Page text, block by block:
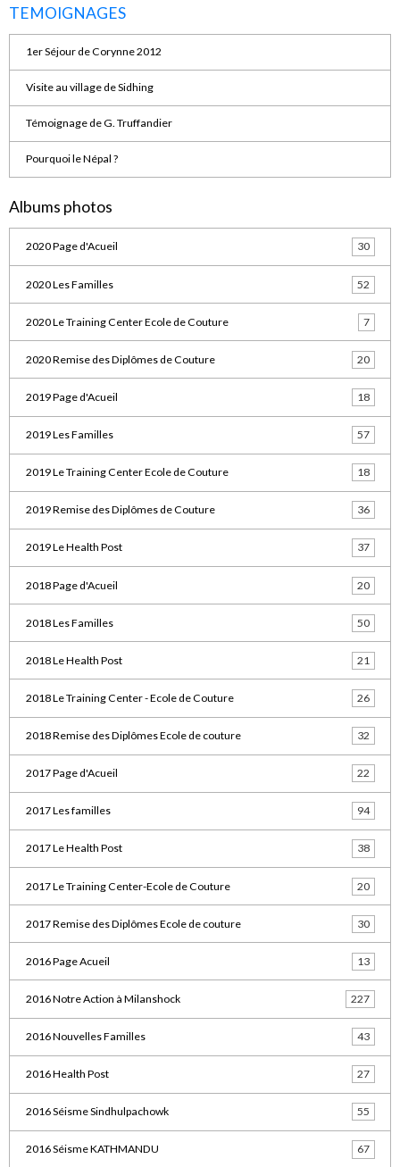
TEMOIGNAGES
1er Séjour de Corynne 2012
Visite au village de Sidhing
Témoignage de G. Truffandier
Pourquoi le Népal ?
Albums photos
2020 Page d'Acueil 30
2020 Les Familles 52
2020 Le Training Center Ecole de Couture 7
2020 Remise des Diplômes de Couture 20
2019 Page d'Acueil 18
2019 Les Familles 57
2019 Le Training Center Ecole de Couture 18
2019 Remise des Diplômes de Couture 36
2019 Le Health Post 37
2018 Page d'Acueil 20
2018 Les Familles 50
2018 Le Health Post 21
2018 Le Training Center - Ecole de Couture 26
2018 Remise des Diplômes Ecole de couture 32
2017 Page d'Acueil 22
2017 Les familles 94
2017 Le Health Post 38
2017 Le Training Center-Ecole de Couture 20
2017 Remise des Diplômes Ecole de couture 30
2016 Page Acueil 13
2016 Notre Action à Milanshock 227
2016 Nouvelles Familles 43
2016 Health Post 27
2016 Séisme Sindhulpachowk 55
2016 Séisme KATHMANDU 67